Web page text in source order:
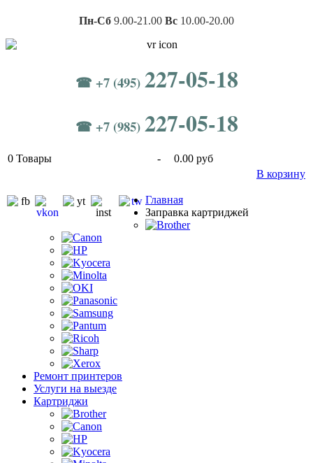
Пн-Сб 9.00-21.00 Вс 10.00-20.00
☎ +7 (495) 227-05-18
☎ +7 (985) 227-05-18
0 Товары -
0.00 руб
В корзину
Главная
Заправка картриджей
Ремонт принтеров
Услуги на выезде
Картриджи